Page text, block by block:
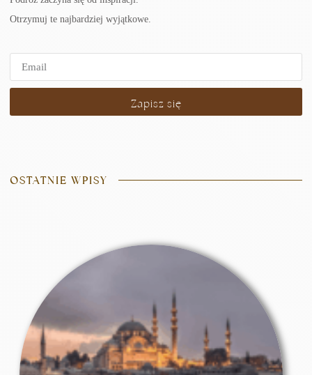
Otrzymuj te najbardziej wyjątkowe.
Zapisz się
OSTATNIE WPISY